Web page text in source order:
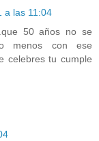
a las 11:04
50 años no se
menos con ese
celebres tu cumple